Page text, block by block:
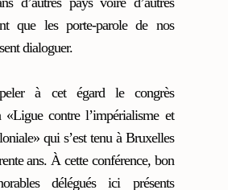
que les porte-parole de nos
dialoguer.
à cet égard le congrès
«Ligue contre l’impérialisme et
qui s’est tenu à Bruxelles
ans. À cette conférence, bon
délégués ici présents